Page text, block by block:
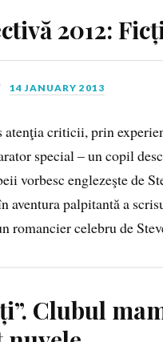
2012:
14 JANUARY 2013
atenţia criticii, prin
special – un copil
vorbesc englezeşte de
aventura palpitantă a
romancier celebru de
Clubul